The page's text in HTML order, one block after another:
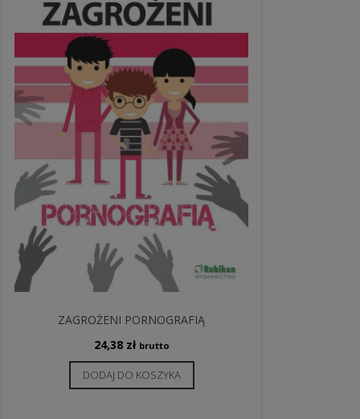
ZAGROŻENI PORNOGRAFIĄ
24,38 zł brutto
DODAJ DO KOSZYKA